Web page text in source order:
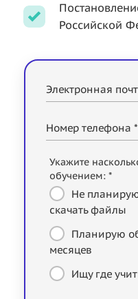
Российской
Электронная
Номер телефона *
Укажите
обучением: *
Не планирую
скачать файлы
Планирую
месяцев
Ищу где